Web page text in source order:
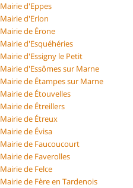
Mairie d'Eppes
Mairie d'Erlon
Mairie de Érone
Mairie d'Esquéhéries
Mairie d'Essigny le Petit
Mairie d'Essômes sur Marne
Mairie de Étampes sur Marne
Mairie de Étouvelles
Mairie de Étreillers
Mairie de Étreux
Mairie de Évisa
Mairie de Faucoucourt
Mairie de Faverolles
Mairie de Felce
Mairie de Fère en Tardenois